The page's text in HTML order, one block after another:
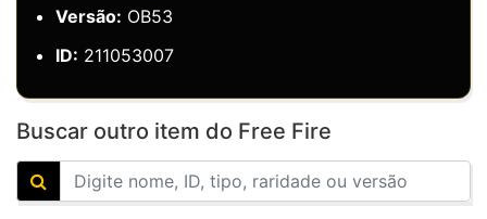
Versão: OB53
ID: 211053007
Buscar outro item do Free Fire